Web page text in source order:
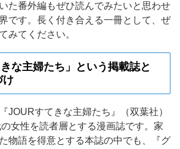
番外編もぜひ読んでみたいと思わせ
です。長く付き合える一冊として、ぜ
みてください。
きな主婦たち」という掲載誌と
け
JOURすてきな主婦たち』（双葉社）
女性を読者層とする漫画誌です。家
物語を得意とする本誌の中でも、『グ